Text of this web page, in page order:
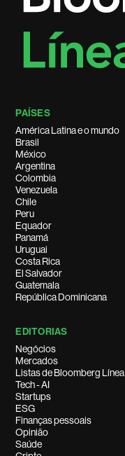
PAÍSES
América Latina e o mundo
Brasil
México
Argentina
Colombia
Venezuela
Chile
Peru
Equador
Panamá
Uruguai
Costa Rica
El Salvador
Guatemala
República Dominicana
EDITORIAS
Negócios
Mercados
Listas de Bloomberg Línea
Tech - AI
Startups
ESG
Finanças pessoais
Opinião
Saúde